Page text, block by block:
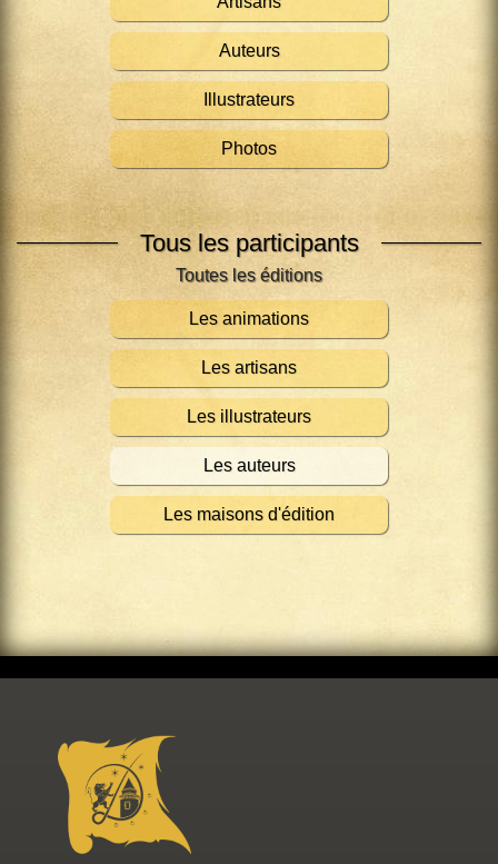
Auteurs
Illustrateurs
Photos
Tous les participants
Les animations
Les artisans
Les illustrateurs
Les auteurs
Les maisons d'édition